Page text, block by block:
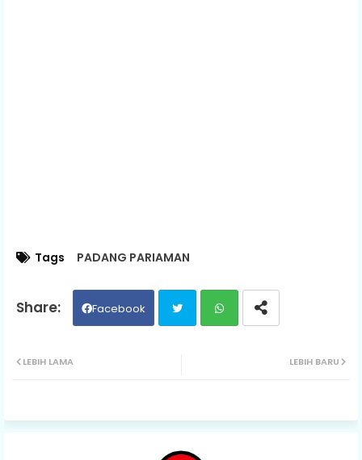
Tags PADANG PARIAMAN
Facebook
ap
LEBIH BARU
LEBIH LAMA